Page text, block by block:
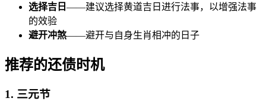
选择吉日 ——建议选择黄道吉日进行法事，以增强法事
的效验
避开冲煞——避开与自身生肖相冲的日子
推荐的还债时机
1. 三元节